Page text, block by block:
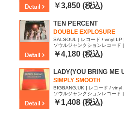
815
￥3,850 (税込)
TEN PERCENT
DOUBLE EXPLOSURE
SALSOUL | レコード / vinyl LP
ソウルジャンクションレコー
799
￥4,180 (税込)
LADY(YOU BRING ME
SIMPLY SMOOTH
BIGBANG,UK | レコード /
ソウルジャンクションレコー
384
￥1,408 (税込)